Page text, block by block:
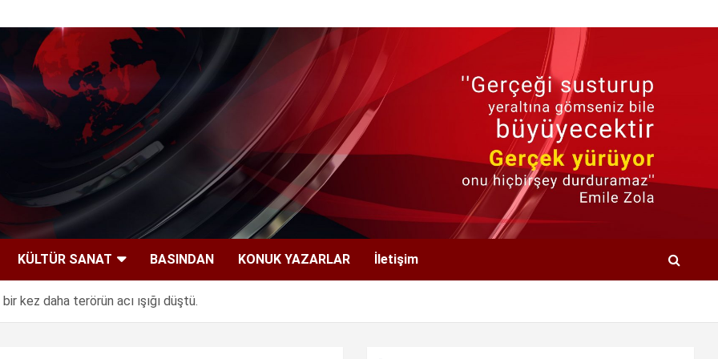
KÜLTÜR SANAT BASINDAN KONUK YAZARLAR İletişim
kez daha terörün acı ışığı düştü.